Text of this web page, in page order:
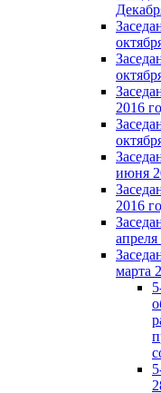
2016
июня
2016
апреля
марта